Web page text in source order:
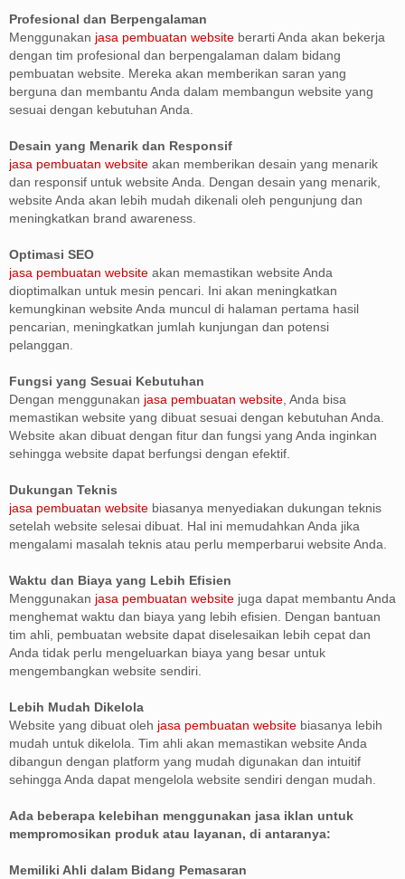
Profesional dan Berpengalaman
Menggunakan jasa pembuatan website berarti Anda akan bekerja
dengan tim profesional dan berpengalaman dalam bidang
pembuatan website. Mereka akan memberikan saran yang
berguna dan membantu Anda dalam membangun website yang
sesuai dengan kebutuhan Anda.
Desain yang Menarik dan Responsif
jasa pembuatan website akan memberikan desain yang menarik
dan responsif untuk website Anda. Dengan desain yang menarik,
website Anda akan lebih mudah dikenali oleh pengunjung dan
meningkatkan brand awareness.
Optimasi SEO
jasa pembuatan website akan memastikan website Anda
dioptimalkan untuk mesin pencari. Ini akan meningkatkan
kemungkinan website Anda muncul di halaman pertama hasil
pencarian, meningkatkan jumlah kunjungan dan potensi
pelanggan.
Fungsi yang Sesuai Kebutuhan
Dengan menggunakan jasa pembuatan website , Anda bisa
memastikan website yang dibuat sesuai dengan kebutuhan Anda.
Website akan dibuat dengan fitur dan fungsi yang Anda inginkan
sehingga website dapat berfungsi dengan efektif.
Dukungan Teknis
jasa pembuatan website biasanya menyediakan dukungan teknis
setelah website selesai dibuat. Hal ini memudahkan Anda jika
mengalami masalah teknis atau perlu memperbarui website Anda.
Waktu dan Biaya yang Lebih Efisien
Menggunakan jasa pembuatan website juga dapat membantu Anda
menghemat waktu dan biaya yang lebih efisien. Dengan bantuan
tim ahli, pembuatan website dapat diselesaikan lebih cepat dan
Anda tidak perlu mengeluarkan biaya yang besar untuk
mengembangkan website sendiri.
Lebih Mudah Dikelola
Website yang dibuat oleh jasa pembuatan website biasanya lebih
mudah untuk dikelola. Tim ahli akan memastikan website Anda
dibangun dengan platform yang mudah digunakan dan intuitif
sehingga Anda dapat mengelola website sendiri dengan mudah.
Ada beberapa kelebihan menggunakan jasa iklan untuk
mempromosikan produk atau layanan, di antaranya:
Memiliki Ahli dalam Bidang Pemasaran